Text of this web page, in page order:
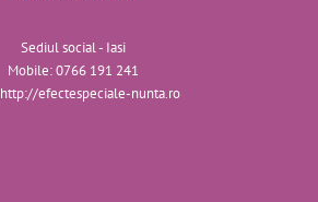
Sediul social - Iasi
Mobile:0766 191 241
http://efectespeciale-nunta.ro